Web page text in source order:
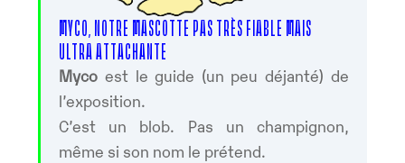
MYCO, NOTRE MASCOTTE PAS TRÈS FIABLE MAIS
ULTRA ATTACHANTE
Myco est le guide (un peu déjanté) de
l’exposition.
C’est un blob. Pas un champignon,
même si son nom le prétend.